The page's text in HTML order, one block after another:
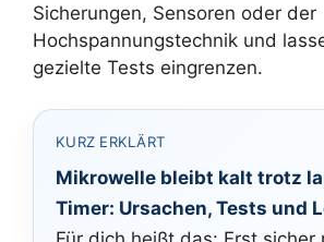
Sicherungen, Sensoren oder der
Hochspannungstechnik und
gezielte Tests eingrenzen.
KURZ ERKLÄRT
Mikrowelle bleibt kalt trotz
Timer: Ursachen, Tests und